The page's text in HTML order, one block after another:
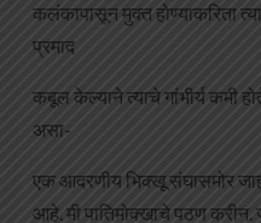
कलंकापासून मुक्त होण्याकरिता
प्रमाद
कबूल केल्याने त्याचे गांभीर्य कमी
असा-
एक आदरणीय भिक्खू संघासमोर
आहे. मी पातिमोक्खाचे पठण करीन.